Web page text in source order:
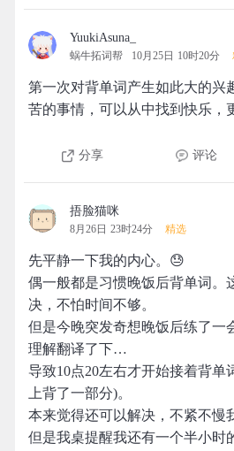
YuukiAsuna_
蜗牛拓词帮 10月25日 10时20分
第一次对背单词产生如此大的兴
苦的事情，可以从中找到快乐，
分享 评论
捂脸猫咪
8月26日 23时24分 精选
先平静一下我的内心。😓
偶一般都是习惯晚饭后背单词。
决，不怕时间不够。
但是今晚突发奇想晚饭后练了一
理解翻译了下…
导致10点20左右才开始接着背单
上背了一部分)。
本来觉得还可以解决，不紧不慢
但是我桌提醒我还有一个半小时